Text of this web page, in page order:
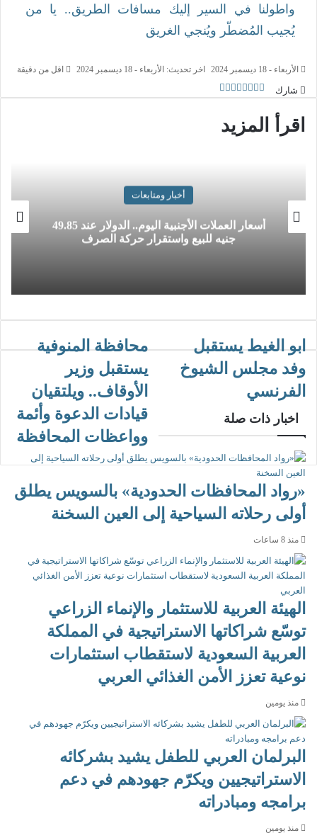
واطولنا في السير إليك مسافات الطريق.. يا من
يُجيب المُضطّر ويُنجي الغريق
الأربعاء - 18 ديسمبر 2024 اخر تحديث: الأربعاء - 18 ديسمبر 2024 اقل من دقيقة
شارك
اقرأ المزيد
أخبار ومتابعات
أسعار العملات الأجنبية اليوم.. الدولار عند 49.85
جنيه للبيع واستقرار حركة الصرف
ابو الغيط يستقبل
وفد مجلس الشيوخ
الفرنسي
محافظة المنوفية
يستقبل وزير
الأوقاف.. ويلتقيان
قيادات الدعوة وأئمة
وواعظات المحافظة
اخبار ذات صلة
«رواد المحافظات الحدودية» بالسويس يطلق
أولى رحلاته السياحية إلى العين السخنة
منذ 8 ساعات
الهيئة العربية للاستثمار والإنماء الزراعي
توسّع شراكاتها الاستراتيجية في المملكة
العربية السعودية لاستقطاب استثمارات
نوعية تعزز الأمن الغذائي العربي
منذ يومين
البرلمان العربي للطفل يشيد بشركائه
الاستراتيجيين ويكرّم جهودهم في دعم
برامجه ومبادراته
منذ يومين